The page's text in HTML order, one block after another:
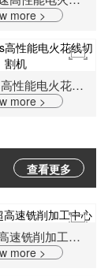
more >
ALN400Qs高性能电火花线切割机
more >
查看更多
UH430L超高速铣削加工中心
more >